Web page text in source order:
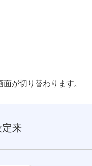
が切り替わります。
定来